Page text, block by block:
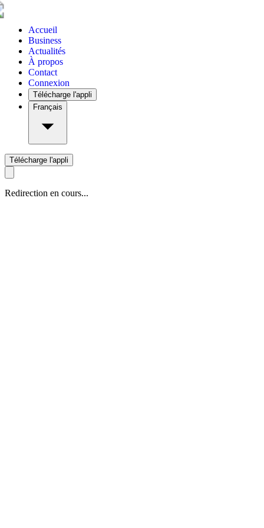
Accueil
Business
Actualités
À propos
Contact
Connexion
Télécharge l'appli
Français
Télécharge l'appli
Redirection en cours...